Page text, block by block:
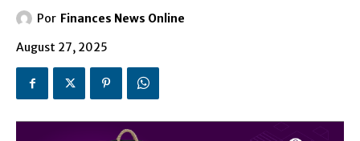
Por Finances News Online
August 27, 2025